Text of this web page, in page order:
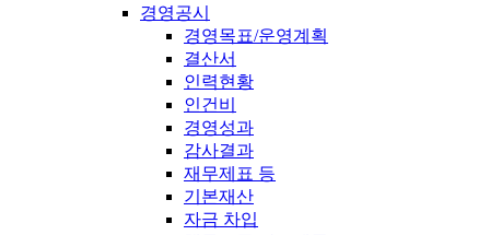
경영공시
경영목표/운영계획
결산서
인력현황
인건비
경영성과
감사결과
재무제표 등
기본재산
자금 차입